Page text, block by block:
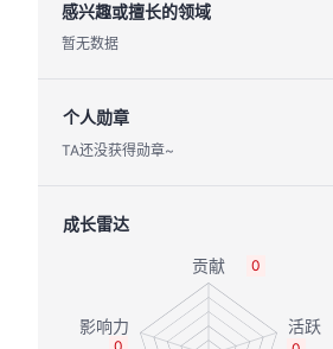
感兴趣或擅长的领域
暂无数据
个人勋章
TA还没获得勋章~
成长雷达
0